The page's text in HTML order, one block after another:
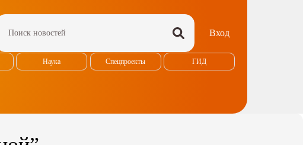
Вход
Наука Спецпроекты ГИД